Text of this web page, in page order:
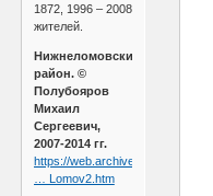
1872, 1996 – 2008
жителей.
Нижнеломовский
район. ©
Полубояров
Михаил
Сергеевич,
2007-2014 гг.
https://web.archive.org/web/
… Lomov2.htm